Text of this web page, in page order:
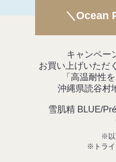
＼Ocean
キャンペー
お買い上げいただ
「高温耐性
沖縄県読谷村
雪肌精 BLUE/
※以
※トライ